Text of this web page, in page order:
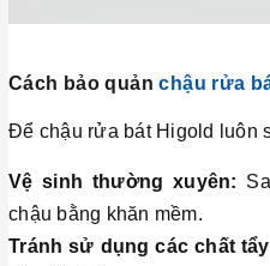
Cách bảo quảnchậu rửa
Để chậu rửa bát Higold luôn
Vệ sinh thường xuyên:
chậu bằng khăn mềm.
Tránh sử dụng các chất